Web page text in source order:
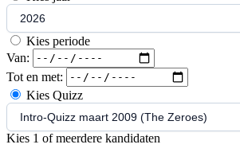
Kies periode
Van:
Tot en met:
Kies Quizz
Kies 1 of meerdere kandidaten